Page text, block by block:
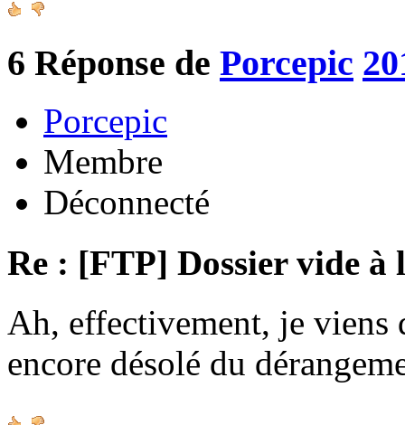
6 Réponse de Porcepic
Porcepic
Membre
Déconnecté
Re : [FTP] Dossier vide à
Ah, effectivement, je
encore désolé du